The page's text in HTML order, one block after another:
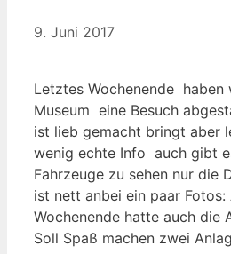
9. Juni 2017
Letztes Wochenende haben
Museum eine Besuch
ist lieb gemacht bringt aber
wenig echte Info auch gibt
Fahrzeuge zu sehen nur die
ist nett anbei ein paar Fotos:
Wochenende hatte auch die
Soll Spaß machen zwei